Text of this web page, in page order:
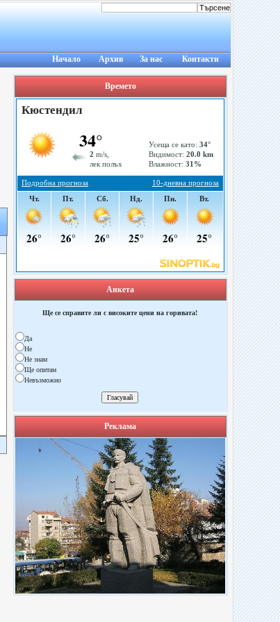
Начало Архив За нас Контакти
Времето
Анкета
Ще се справите ли с високите цени на горивата!
Да
Не
Не знам
Ще опитам
Невъзможно
Реклама